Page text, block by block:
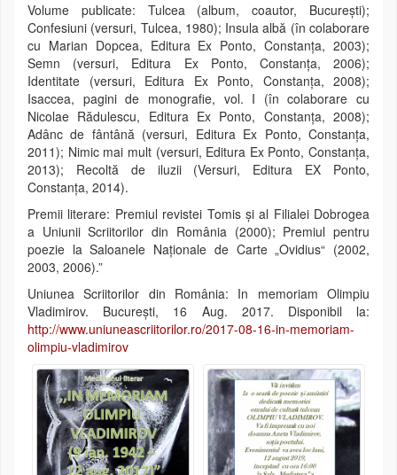
Volume publicate: Tulcea (album, coautor, Bucureşti);
Confesiuni (versuri, Tulcea, 1980); Insula albă (în colaborare
cu Marian Dopcea, Editura Ex Ponto, Constanţa, 2003);
Semn (versuri, Editura Ex Ponto, Constanța, 2006);
Identitate (versuri, Editura Ex Ponto, Constanța, 2008);
Isaccea, pagini de monografie, vol. I (în colaborare cu
Nicolae Rădulescu, Editura Ex Ponto, Constanţa, 2008);
Adânc de fântână (versuri, Editura Ex Ponto, Constanța,
2011); Nimic mai mult (versuri, Editura Ex Ponto, Constanța,
2013); Recoltă de iluzii (Versuri, Editura EX Ponto,
Constanța, 2014).
Premii literare: Premiul revistei Tomis şi al Filialei Dobrogea
a Uniunii Scriitorilor din România (2000); Premiul pentru
poezie la Saloanele Naţionale de Carte „Ovidius“ (2002,
2003, 2006).”
Uniunea Scriitorilor din România: In memoriam Olimpiu
Vladimirov. București, 16 Aug. 2017. Disponibil la:
http://www.uniuneascriitorilor.ro/2017-08-16-in-memoriam-
olimpiu-vladimirov